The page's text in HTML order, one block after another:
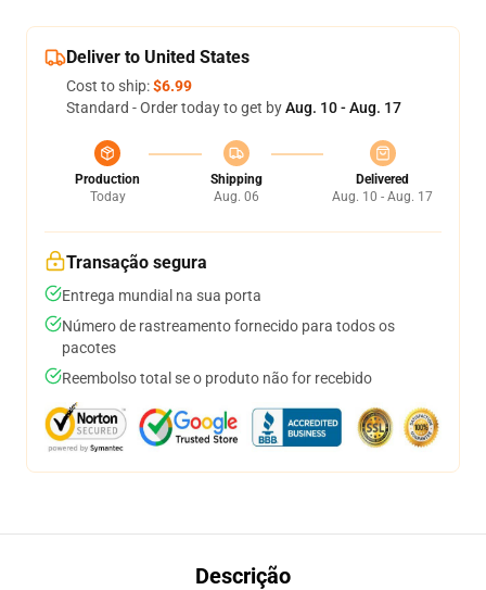
Deliver to United States
Cost to ship:$6.99
Standard - Order today to get byAug. 10 - Aug. 17
Production
Today
Shipping
Aug. 06
Delivered
Aug. 10 - Aug. 17
Transação segura
Entrega mundial na sua porta
Número de rastreamento fornecido para todos os
pacotes
Reembolso total se o produto não for recebido
Descrição